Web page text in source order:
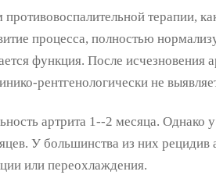
терапии,
процесса, полностью
функция. После исчезновения
рентгенологически не
артрита 1--2 месяца. Однако
У большинства из них рецидив
или переохлаждения.